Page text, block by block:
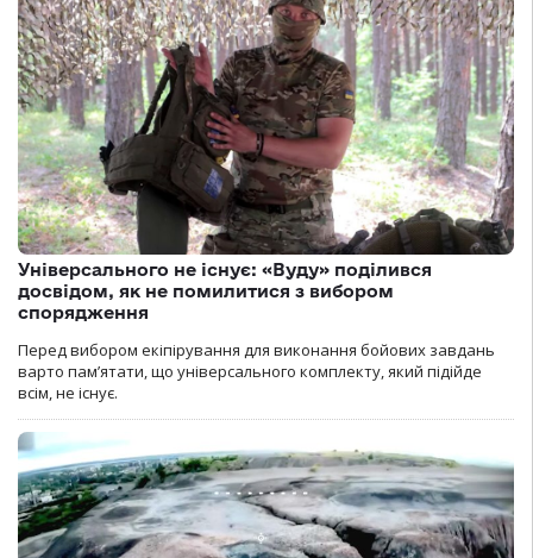
Універсального не існує: «Вуду» поділився
досвідом, як не помилитися з вибором
спорядження
Перед вибором екіпірування для виконання бойових завдань
варто пам’ятати, що універсального комплекту, який підійде
всім, не існує.